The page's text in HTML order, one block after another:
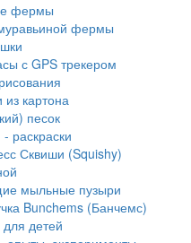
фермы
фермы
с GPS трекером
картона
песок
раскраски
Сквиши (Squishy)
мыльные пузыри
Bunchems (Банчемс)
детей